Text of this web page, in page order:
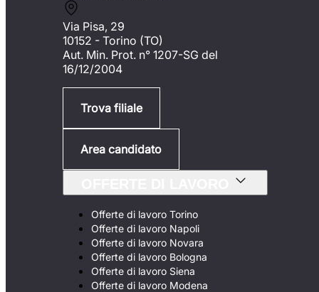
Via Pisa, 29
10152 - Torino (TO)
Aut. Min. Prot. n° 1207-SG del
16/12/2004
Trova filiale
Area candidato
Offerte di lavoro Torino
Offerte di lavoro Napoli
Offerte di lavoro Novara
Offerte di lavoro Bologna
Offerte di lavoro Siena
Offerte di lavoro Modena